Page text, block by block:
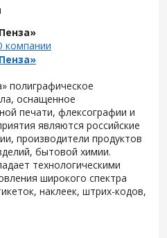
компании
полиграфическое
оснащенное
печати, флексографии и
являются российские
производители продуктов
бытовой химии.
технологическими
широкого спектра
наклеек, штрих-кодов,